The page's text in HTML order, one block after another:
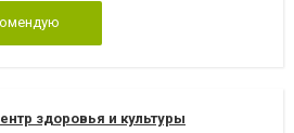
здоровья и культуры